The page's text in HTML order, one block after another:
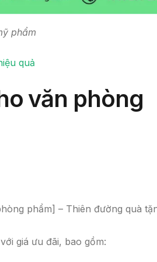
phẩm
quả
văn phòng
phẩm] – Thiên đường quà
giá ưu đãi, bao gồm: